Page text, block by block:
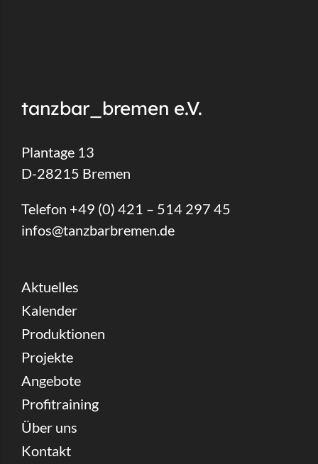
tanzbar_bremen e.V.
Plantage 13
D-28215 Bremen
Telefon +49 (0) 421 – 514 297 45
infos@tanzbarbremen.de
Aktuelles
Kalender
Produktionen
Projekte
Angebote
Profitraining
Über uns
Kontakt